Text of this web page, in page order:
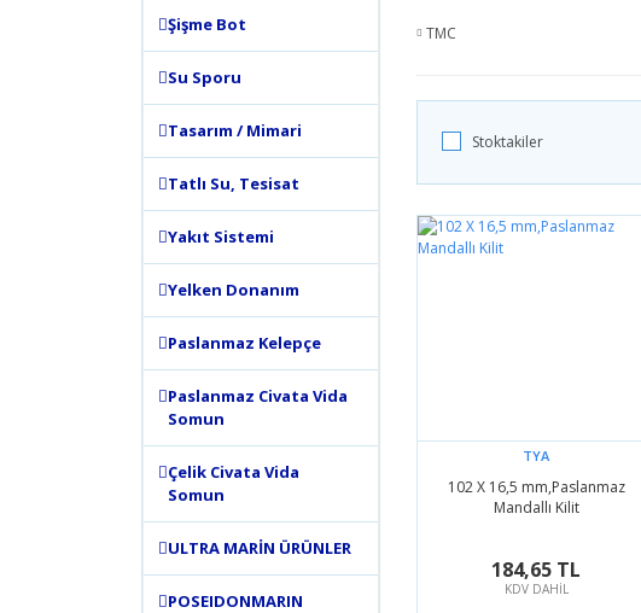
Şişme Bot
Su Sporu
Tasarım / Mimari
Tatlı Su, Tesisat
Yakıt Sistemi
Yelken Donanım
Paslanmaz Kelepçe
Paslanmaz Civata Vida
Somun
Çelik Civata Vida
Somun
ULTRA MARİN ÜRÜNLER
POSEIDONMARIN
TMC
Stoktakiler
TYA
102 X 16,5 mm,Paslanmaz
Mandallı Kilit
184,65 TL
KDV DAHİL